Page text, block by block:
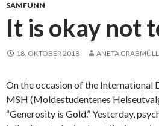
SAMFUNN
It is okay not
18. OKTOBER 2018 ANETA
On the occasion of the International
MSH (Moldestudentenes
“Generosity is Gold.” Yesterday,